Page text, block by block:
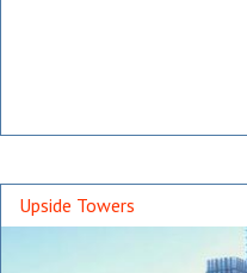
Upside Towers